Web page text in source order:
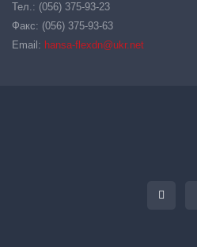
Тел.: (056) 375-93-23
Факс: (056) 375-93-63
Email: hansa-flexdn@ukr.net